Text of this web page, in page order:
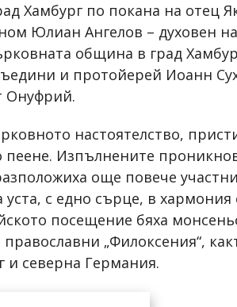
Хамбург по покана на отец
Юлиан Ангелов – духовен
община в град
и протойерей Иоанн
Онуфрий.
настоятелство,
пеене. Изпълнените
още повече
с едно сърце, в хармония
посещение бяха
„Филоксения“,
и северна Германия.